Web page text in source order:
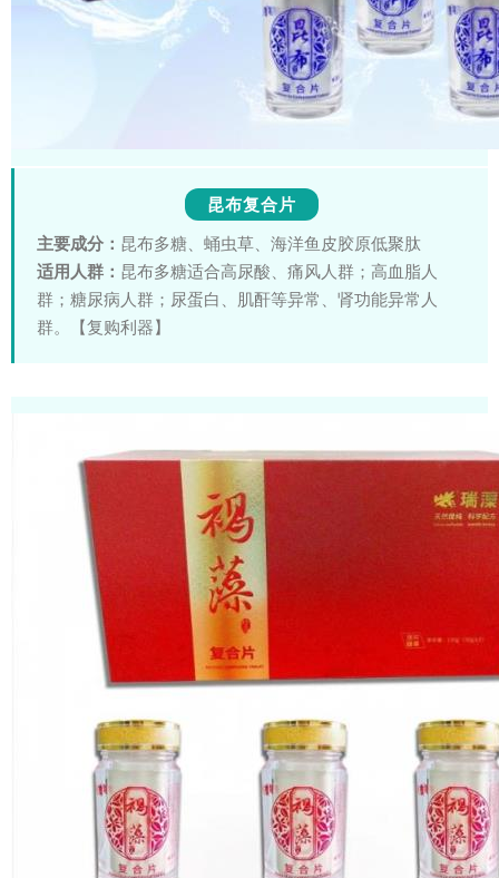
昆布复合片
主要成分： 昆布多糖、蛹虫草、海洋鱼皮胶原低聚肽
适用人群： 昆布多糖适合高尿酸、痛风人群；高血脂人
群；糖尿病人群；尿蛋白、肌酐等异常、肾功能异常人
群。【复购利器】